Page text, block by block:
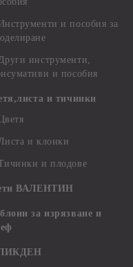
Инструменти и пособия за
инструменти,
и пособия
и тичинки
Цветя
и клонки
и плодове
ВАЛЕНТИН
за изрязване и